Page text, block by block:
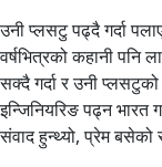
उनी प्लसटु पढ्दै गर्दा
वर्षभित्रको कहानी पनि
सक्दै गर्दा र उनी
इन्जिनियरिङ पढ्न भारत
संवाद हुन्थ्यो, प्रेम बसेको